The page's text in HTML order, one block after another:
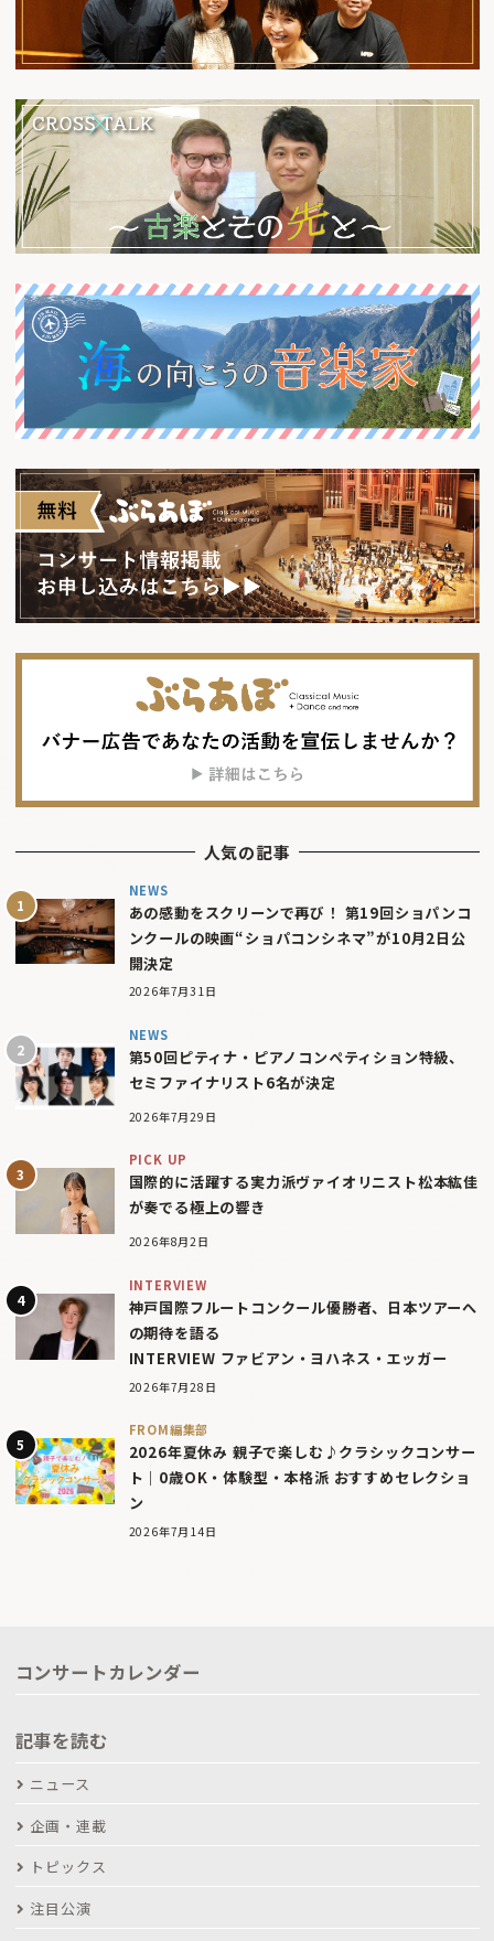
人気の記事
NEWS
あの感動をスクリーンで再び！ 第19回ショパンコ
ンクールの映画“ショパコンシネマ”が10月2日公
開決定
2026年7月31日
NEWS
第50回ピティナ・ピアノコンペティション特級、
セミファイナリスト6名が決定
2026年7月29日
PICK UP
国際的に活躍する実力派ヴァイオリニスト松本紘佳
が奏でる極上の響き
2026年8月2日
INTERVIEW
神戸国際フルートコンクール優勝者、日本ツアーへ
の期待を語る
INTERVIEW ファビアン・ヨハネス・エッガー
2026年7月28日
FROM編集部
2026年夏休み 親子で楽しむ♪クラシックコンサー
ト｜0歳OK・体験型・本格派 おすすめセレクショ
ン
2026年7月14日
コンサートカレンダー
記事を読む
ニュース
企画・連載
トピックス
注目公演